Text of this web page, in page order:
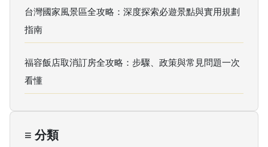
台灣國家風景區全攻略：深度探索必遊景點與實用規劃
指南
福容飯店取消訂房全攻略：步驟、政策與常見問題一次
看懂
≡ 分類